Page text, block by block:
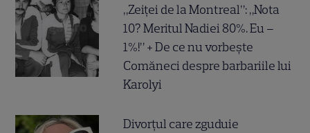
„Zeiței de la Montreal”: „Nota
10? Meritul Nadiei 80%. Eu –
1%!” + De ce nu vorbește
Comăneci despre barbariile lui
Karolyi
Divorțul care zguduie